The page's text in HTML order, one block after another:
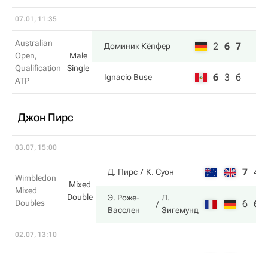
07.01, 11:35
Australian
Open,
Qualification
ATP
Male
Single
Доминик Кёпфер 2 6 7
Ignacio Buse 6 3 6
Джон Пирс
03.07, 15:00
Wimbledon
Mixed
Doubles
Mixed
Double
Д. Пирс К. Суон 7 4
Э. Роже-
Васслен
Л.
Зигемунд
6 6
02.07, 13:10